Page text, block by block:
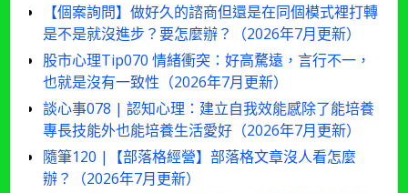
【個案詢問】做好久的諮商但還是在同個模式裡打轉
是不是就沒進步？要怎麼辦？（2026年7月更新）
股市心理Tip070 情緒衝突：好高騖遠，言行不一，
也就是沒有一致性（2026年7月更新）
談心事078 | 認知心理：建立自我效能感除了能培養
專長技能外也能培養生活愛好（2026年7月更新）
隨筆120 |【部落格經營】部落格文章沒人看怎麼
辦？（2026年7月更新）